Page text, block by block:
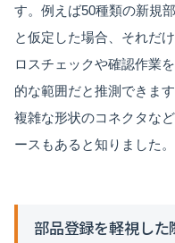
す。例えば50種類の新規
と仮定した場合、それだ
ロスチェックや確認作業
的な範囲だと推測できま
複雑な形状のコネクタな
ースもあると知りました
部品登録を軽視し